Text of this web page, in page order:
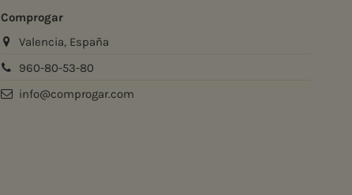
Comprogar
Valencia, España
960-80-53-80
info@comprogar.com